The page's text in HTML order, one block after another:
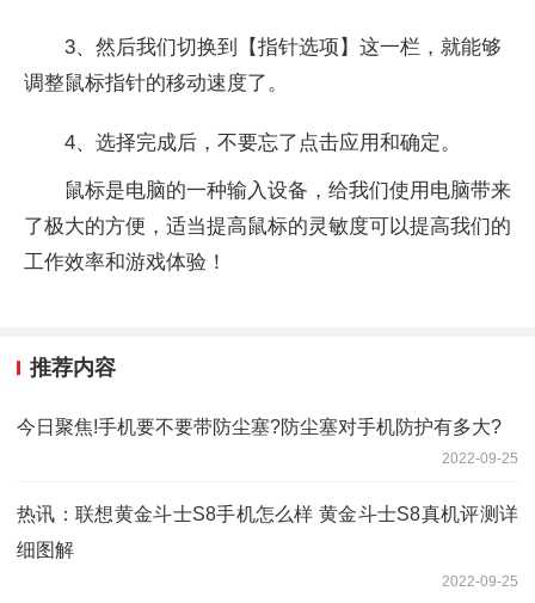
3、然后我们切换到【指针选项】这一栏，就能够
调整鼠标指针的移动速度了。
4、选择完成后，不要忘了点击应用和确定。
鼠标是电脑的一种输入设备，给我们使用电脑带来
了极大的方便，适当提高鼠标的灵敏度可以提高我们的
工作效率和游戏体验！
推荐内容
今日聚焦!手机要不要带防尘塞?防尘塞对手机防护有多大?
2022-09-25
热讯：联想黄金斗士S8手机怎么样 黄金斗士S8真机评测详
细图解
2022-09-25